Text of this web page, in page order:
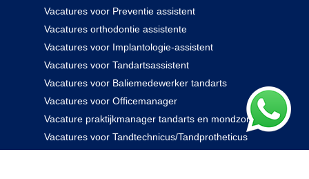
Vacatures voor Preventie assistent
Vacatures orthodontie assistente
Vacatures voor Implantologie-assistent
Vacatures voor Tandartsassistent
Vacatures voor Baliemedewerker tandarts
Vacatures voor Officemanager
Vacature praktijkmanager tandarts en mondzorg
Vacatures voor Tandtechnicus/Tandprotheticus